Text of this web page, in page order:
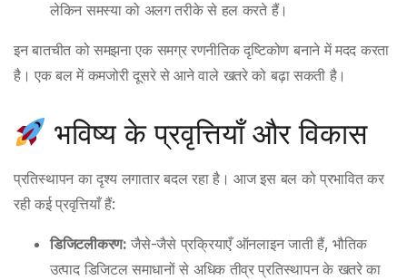
लेकिन समस्या को अलग तरीके से हल करते हैं।
इन बातचीत को समझना एक समग्र रणनीतिक दृष्टिकोण बनाने में मदद करता
है। एक बल में कमजोरी दूसरे से आने वाले खतरे को बढ़ा सकती है।
भविष्य के प्रवृत्तियाँ और विकास
प्रतिस्थापन का दृश्य लगातार बदल रहा है। आज इस बल को प्रभावित कर
रही कई प्रवृत्तियाँ हैं:
डिजिटलीकरण: जैसे-जैसे प्रक्रियाएँ ऑनलाइन जाती हैं, भौतिक
उत्पाद डिजिटल समाधानों से अधिक तीव्र प्रतिस्थापन के खतरे का